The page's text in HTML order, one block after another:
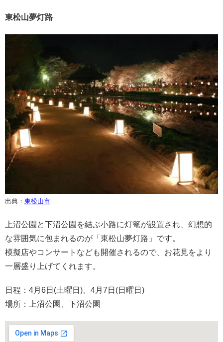
東松山夢灯路
出典： 東松山市
上沼公園と下沼公園を結ぶ小路に灯篭が設置され、幻想的
な雰囲気に包まれるのが「東松山夢灯路」です。
模擬店やコンサートなども開催されるので、お花見をより
一層盛り上げてくれます。
日程：4月6日(土曜日)、4月7日(日曜日)
場所：上沼公園、下沼公園